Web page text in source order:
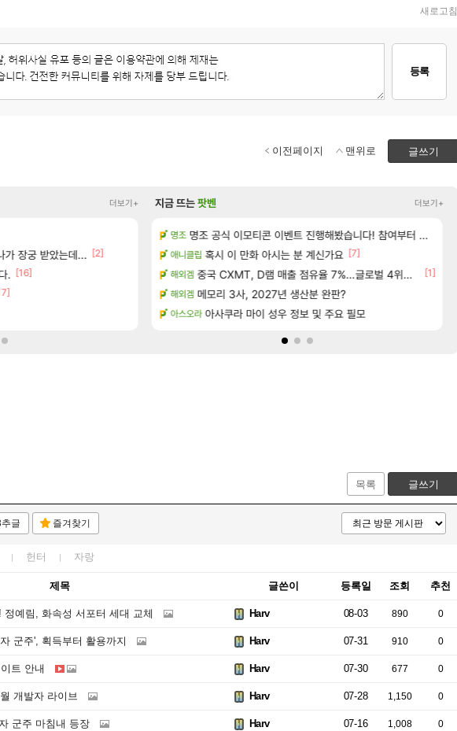
새로고침
등록
글쓰기
이전페이지 맨위로
더보기+
가 장궁 받았는데... [2]
.
[16]
검은사막 풍풍풍 군왕주차가 씹이득 가성비라고 ???? [9]
FCO 02년생 헬스녀 레깅스핏 ㄷㄷ [19]
오버워치 이유나 2D 일러스트 올라왔었네
[6]
메이플 현재 나무위키 실검 1위인 김규원 [84]
메이플 베라서버 1위길드 내 대규모 인원이탈종용 추정사건
지금 뜨는팟벤 더보기+
편 공개 예정
템 획득 위치 공략 (89개)
및 주요 필모
(30개) - 방랑 결투가
(36개) - 미식가 도전과제
명조 명조 공식 이모티콘 이벤트 진행해봤습니다! 참여부터 추첨까지????
애니클립 혹시 이 만화 아시는 분 계신가요 [7]
해외겜 중국 CXMT, D램 매출 점유율 7%…글로벌 4위로 부상
[1]
해외겜 메모리 3사, 2027년 생산분 완판?
아스오라 아사쿠라 마이 성우 정보 및 주요 필모
목록 글쓰기
글 즐겨찾기
헌터 자랑
제목 글쓴이 등록일 조회 추천
정예림, 화속성 서포터 세대 교체 Harv 08-03 890 0
군주', 획득부터 활용까지 Harv 07-31 910 0
트 안내 Harv 07-30 677 0
개발자 라이브 Harv 07-28 1,150 0
군주 마침내 등장 Harv 07-16 1,008 0